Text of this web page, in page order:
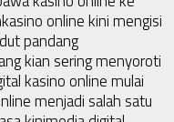
kasino online kini mengisi
pandang
kian sering menyoroti
kasino online mulai
menjadi salah satu